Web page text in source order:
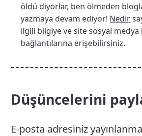
öldü diyorlar, ben ölmeden
yazmaya devam ediyor! Nedir
ilgili bilgiye ve site sosyal medya
bağlantılarına erişebilirsiniz.
Düşüncelerini
E-posta adresiniz